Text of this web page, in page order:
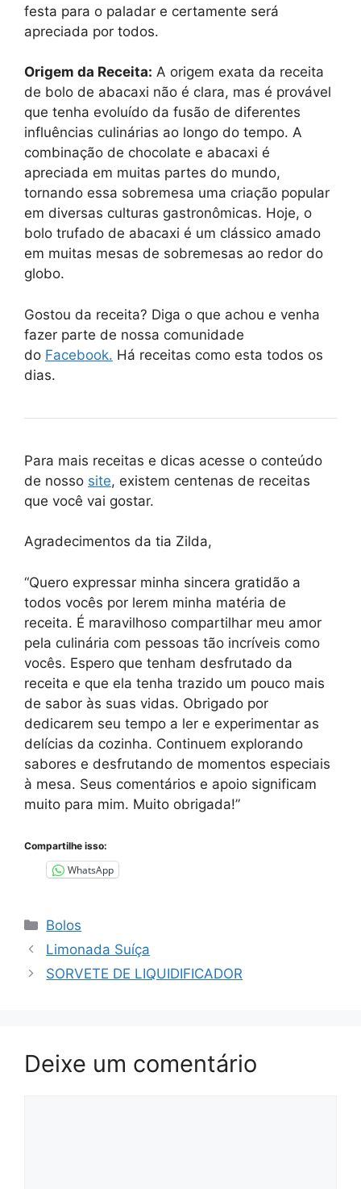
festa para o paladar e certamente será
apreciada por todos.
Origem da Receita: A origem exata da receita
de bolo de abacaxi não é clara, mas é provável
que tenha evoluído da fusão de diferentes
influências culinárias ao longo do tempo. A
combinação de chocolate e abacaxi é
apreciada em muitas partes do mundo,
tornando essa sobremesa uma criação popular
em diversas culturas gastronômicas. Hoje, o
bolo trufado de abacaxi é um clássico amado
em muitas mesas de sobremesas ao redor do
globo.
Gostou da receita? Diga o que achou e venha
fazer parte de nossa comunidade
do Facebook. Há receitas como esta todos os
dias.
Para mais receitas e dicas acesse o conteúdo
de nosso site, existem centenas de receitas
que você vai gostar.
Agradecimentos da tia Zilda,
“Quero expressar minha sincera gratidão a
todos vocês por lerem minha matéria de
receita. É maravilhoso compartilhar meu amor
pela culinária com pessoas tão incríveis como
vocês. Espero que tenham desfrutado da
receita e que ela tenha trazido um pouco mais
de sabor às suas vidas. Obrigado por
dedicarem seu tempo a ler e experimentar as
delícias da cozinha. Continuem explorando
sabores e desfrutando de momentos especiais
à mesa. Seus comentários e apoio significam
muito para mim. Muito obrigada!”
Compartilhe isso:
WhatsApp
Categorias
Bolos
Limonada Suíça
SORVETE DE LIQUIDIFICADOR
Deixe um comentário